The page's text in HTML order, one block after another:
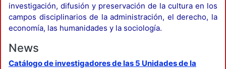
investigación, difusión y preservación de la cultura en los
campos disciplinarios de la administración, el derecho, la
economía, las humanidades y la sociología.
News
Catálogo de investigadores de las 5 Unidades de la